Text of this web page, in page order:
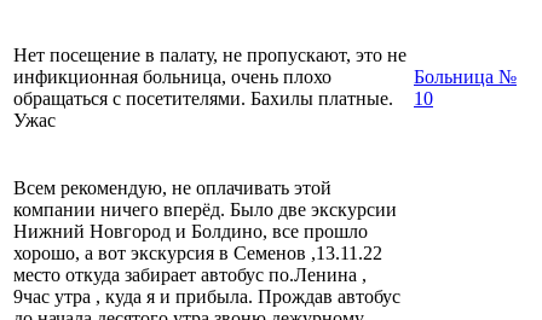
Нет посещение в палату, не пропускают, это не
инфикционная больница, очень плохо
обращаться с посетителями. Бахилы платные.
Ужас
Больница №
10
Всем рекомендую, не оплачивать этой
компании ничего вперёд. Было две экскурсии
Нижний Новгород и Болдино, все прошло
хорошо, а вот экскурсия в Семенов ,13.11.22
место откуда забирает автобус по.Ленина ,
9час утра , куда я и прибыла. Прождав автобус